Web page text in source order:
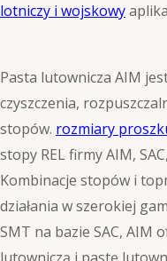
lotniczy i wojskowy
Pasta lutownicza AIM
czyszczenia,
stopów. rozmiary
stopy REL firmy AIM,
Kombinacje stopów i
działania w szerokiej
SMT na bazie SAC,
lutowniczą i pastę